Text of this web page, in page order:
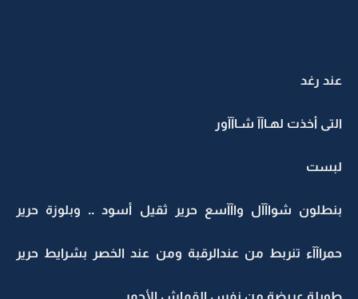
عند رغد
التى أخذت لهـاآآ شـاآآور
لبست
بنطلون شواآآل واآآسع حرير ثقيل أسود .. وبلوزة حرير
حمراآآء تنربط من عندالرقبة ومن عند الخصر بشرايط حرير
طويلة عريضة من نفس القماش الأحمر